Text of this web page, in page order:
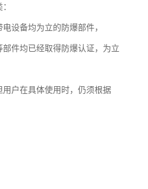
设备均为立的防爆部件，
件均已经取得防爆认证，为立
户在具体使用时，仍须根据